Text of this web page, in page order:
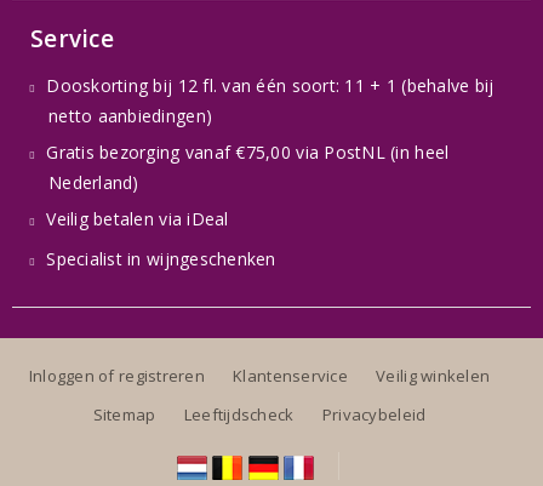
Service
Dooskorting bij 12 fl. van één soort: 11 + 1 (behalve bij
netto aanbiedingen)
Gratis bezorging vanaf €75,00 via PostNL (in heel
Nederland)
Veilig betalen via iDeal
Specialist in wijngeschenken
Inloggen of registreren Klantenservice
Veilig winkelen
Sitemap
Leeftijdscheck Privacybeleid